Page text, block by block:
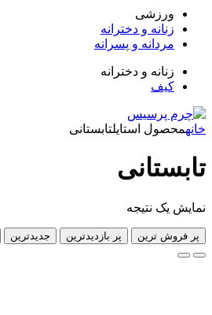
و دخترانه
و پسرانه
و دخترانه
استایلتابستانی
نتیجه
ترین پر بازدیدترین جدیدترین ارزان ترین